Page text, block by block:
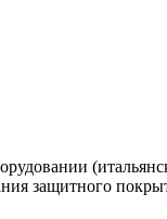
защитного